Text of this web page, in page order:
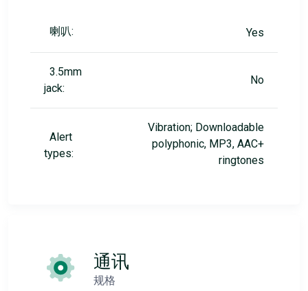
喇叭: Yes
3.5mm
jack:
No
Alert
types:
Vibration; Downloadable
polyphonic, MP3, AAC+
ringtones
通讯
规格